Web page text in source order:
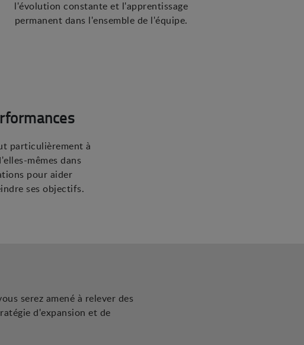
l'évolution constante et l'apprentissage
permanent dans l'ensemble de l'équipe.
particulièrement à
mêmes dans
pour aider
ses objectifs.
serez amené à relever des
d'expansion et de